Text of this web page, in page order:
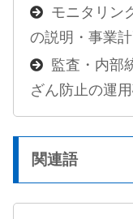
モニタリン
の説明・事業
監査・内部
ざん防止の運
関連語